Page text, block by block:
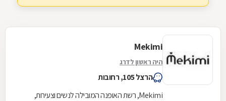
Mekimi
היה ראשון לדרג
הרצל 105, רחובות
Mekimi, רשת האופנה המובילה לנשים וצעירות,